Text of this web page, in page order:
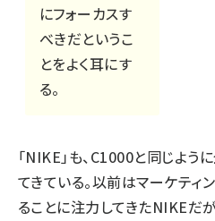
にフォーカスす
べきだというこ
とをよく耳にす
る。
「NIKE」も、C1000と同じよう
てきている。以前はマーケティ
ることに注力してきたNIKEだ